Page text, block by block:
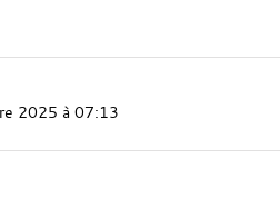
2025 à 07:13